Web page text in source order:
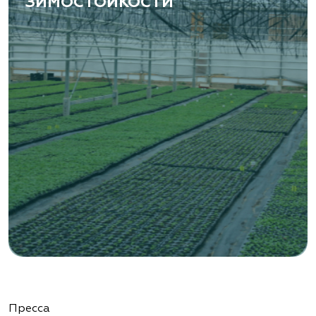
«ВЕНЕВ» питомник растений
Тульская область, Венёвский р-н, село
Борщевое, улица Лесная, д. 13
8 963 224 87 99
https://www.venev1.ru/
«ВЕНЕВ» питомник растений
Тульская область, Венёвский р-н, село
Борщевое, улица Лесная, д. 13
8 963 224 87 99
https://www.venev1.ru/
Пресса